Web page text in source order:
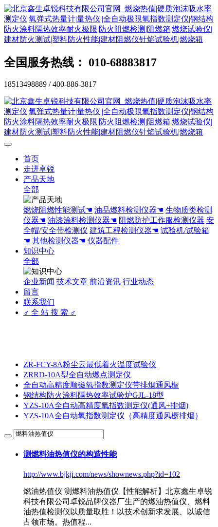
全国服务热线： 010-68883817
18513498889 / 400-886-3817
首页
走进卓锐
产品天地
全部
燃烧阻燃性能测试☚ 油品燃料检测仪器☚ 生物质类检测
仪器☚ 油漆涂料检测仪器☚ 阻燃防护工作服检测仪器 安
全帽/安全带检测仪 建筑工程检测仪器☚ 试验机/试验箱
☚ 其他检测仪器☚ 仪器配件
知识中心
全部
企业新闻 技术文章 前沿资讯 行业动态
留言
联系我们
♂ 全 站 搜 索 ♂
ZR-FCY-8A粉尘云最低着火温度试验仪
ZRRD-10A型全自动燃点测定仪
全自动高精度顺磁氧指数测定仪带排烟通风橱
钢结构防火涂料隔热效率试验炉GJL-18型
YZS-10A全自动高精度氧指数测定仪(通风+排烟)
YZS-10A全自动氧指数测定仪（高精度通风橱排烟）
测燃料油热值仪的构造性能
http://www.bjkji.com/news/shownews.php?id=102
燃油热值仪 测燃料油热值仪 【性能解析】北京鑫生卓锐
科技有限公司卓锐品牌仪器厂生产的燃油热值仪、燃料
油热值检测仪以质量取胜！以技术创新求发展、以诚信
占领市场。热值程...